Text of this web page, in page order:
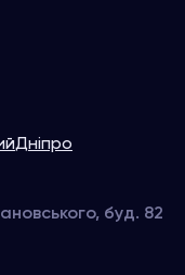
Дніпро
буд. 82